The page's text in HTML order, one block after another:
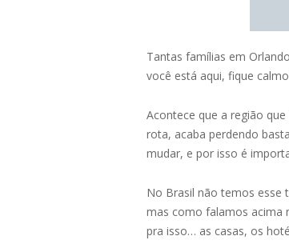
Tantas famílias em
você está aqui, fique
Acontece que a região
rota, acaba perdendo
mudar, e por isso é
No Brasil não temos esse
mas como falamos acima
pra isso… as casas, os